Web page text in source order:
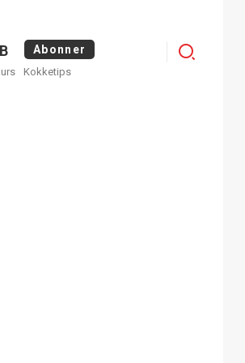
Abonner
Kokketips
Menu